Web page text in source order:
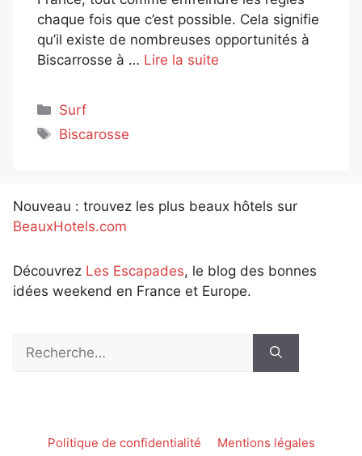
chaque fois que c’est possible. Cela signifie
qu’il existe de nombreuses opportunités à
Biscarrosse à … Lire la suite
Catégories
Surf
Étiquettes
Biscarosse
Nouveau : trouvez les plus beaux hôtels sur
BeauxHotels.com
Découvrez Les Escapades, le blog des bonnes
idées weekend en France et Europe.
Rechercher :
Politique de confidentialité Mentions légales